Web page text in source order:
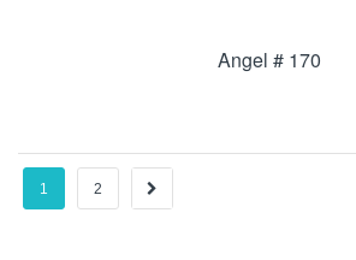
Angel # 170
1 2 →